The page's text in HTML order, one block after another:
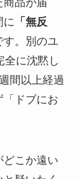
品が届
に 「無反
す。別のユ
全に沈黙し
間以上経過
「ドブにお
どこか遠い